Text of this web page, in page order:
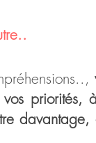
priorités,